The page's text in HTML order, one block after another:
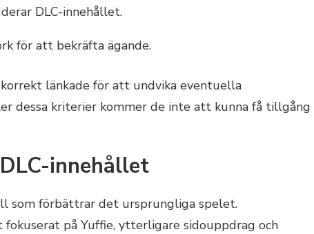
DLC-innehållet.
för att bekräfta ägande.
länkade för att undvika eventuella
dessa kriterier kommer de inte att kunna få tillgång
innehållet
som förbättrar det ursprungliga spelet.
på Yuffie, ytterligare sidouppdrag och